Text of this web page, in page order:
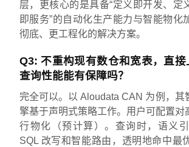
层，更核心的是具备“定义即开发、定
即服务”的自动化生产能力与智能物化
彻底、更工程化的解决方案。
Q3: 不重构现有数仓和宽表，直接
查询性能能有保障吗？
完全可以。以 Aloudata CAN 为例，其
擎基于声明式策略工作。用户可配置对
行物化（预计算）。查询时，语义
SQL 改写和智能路由，透明地命中最